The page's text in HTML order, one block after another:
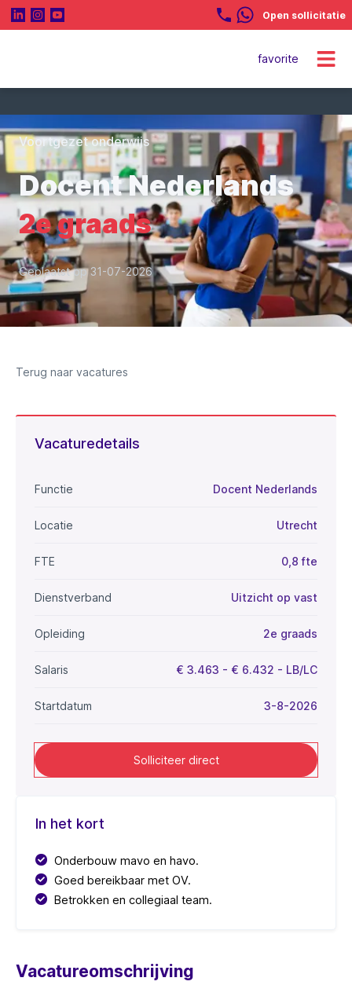
Open sollicitatie
favorite
Voortgezet onderwijs
Docent Nederlands
2e graads
Geplaatst op 31-07-2026
Terug naar vacatures
Vacatureomschrijving
Vacaturedetails
Functie Docent Nederlands
Locatie Utrecht
FTE 0,8 fte
Dienstverband Uitzicht op vast
Opleiding 2e graads
Salaris € 3.463 - € 6.432 - LB/LC
Startdatum 3-8-2026
Solliciteer direct
In het kort
Onderbouw mavo en havo.
Goed bereikbaar met OV.
Betrokken en collegiaal team.